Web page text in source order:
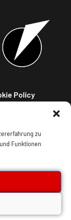
zu
Funktionen
Policy